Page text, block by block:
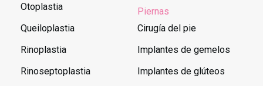
Otoplastia
Queiloplastia
Rinoplastia
Rinoseptoplastia
Piernas
Cirugía del pie
Implantes de gemelos
Implantes de glúteos